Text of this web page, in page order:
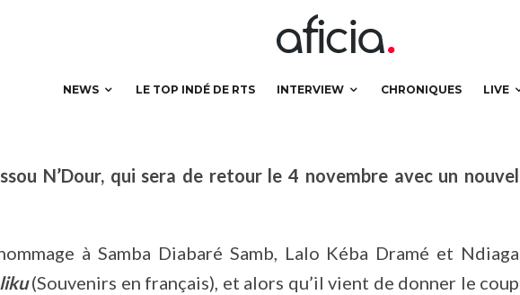
NEWS LE TOP INDÉ DE RTS INTERVIEW CHRONIQUES LIVE
N’Dour, qui sera de retour le 4 novembre avec un nouvel
à Samba Diabaré Samb, Lalo Kéba Dramé et Ndiaga
(Souvenirs en français), et alors qu’il vient de donner le coup